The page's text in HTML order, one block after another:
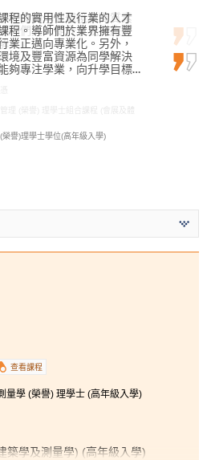
優良的學習環境和高質素
師們大大提升了我對旅遊
。
理 (榮譽) 理學士組合課程 (會展及體
程的實用性及行業的人才
程。導師們於業界擁有豐
業正邁向專業化。另外，
境及豐富資源為同學解決
夠專注學業，向升學目標…
譽)理學士學位(高年級入學)
體驗學習，為我未來從事
很高興能同時獲兩科心儀
治療和職業治療錄取。
譽) 理學士學位
查看課程
量學 (榮譽) 理學士 (高年級入學)
築學及測量學) (高年級入學)